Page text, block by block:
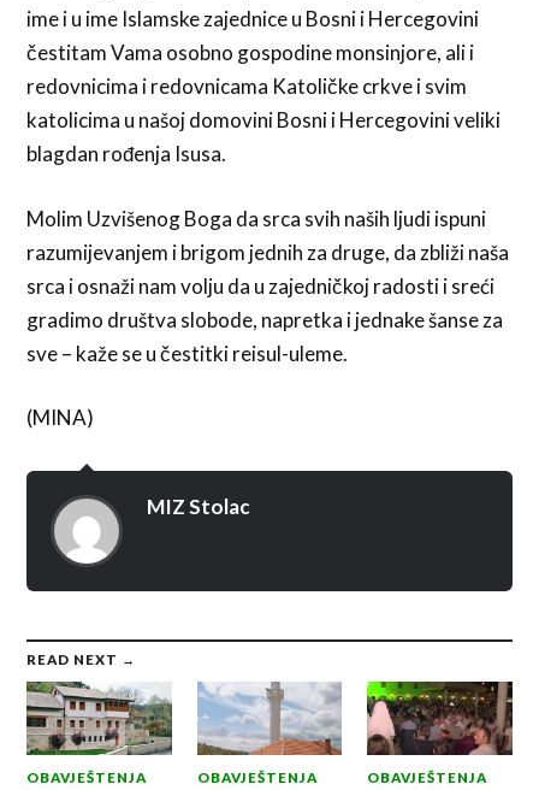
ime i u ime Islamske zajednice u Bosni i Hercegovini
čestitam Vama osobno gospodine monsinjore, ali i
redovnicima i redovnicama Katoličke crkve i svim
katolicima u našoj domovini Bosni i Hercegovini veliki
blagdan rođenja Isusa.
Molim Uzvišenog Boga da srca svih naših ljudi ispuni
razumijevanjem i brigom jednih za druge, da zbliži naša
srca i osnaži nam volju da u zajedničkoj radosti i sreći
gradimo društva slobode, napretka i jednake šanse za
sve – kaže se u čestitki reisul-uleme.
(MINA)
MIZ Stolac
READ NEXT →
OBAVJEŠTENJA OBAVJEŠTENJA OBAVJEŠTENJA